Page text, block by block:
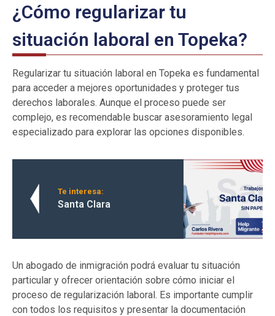
¿Cómo regularizar tu
situación laboral en Topeka?
Regularizar tu situación laboral en Topeka es fundamental
para acceder a mejores oportunidades y proteger tus
derechos laborales. Aunque el proceso puede ser
complejo, es recomendable buscar asesoramiento legal
especializado para explorar las opciones disponibles.
Te interesa:
Santa Clara
Un abogado de inmigración podrá evaluar tu situación
particular y ofrecer orientación sobre cómo iniciar el
proceso de regularización laboral. Es importante cumplir
con todos los requisitos y presentar la documentación